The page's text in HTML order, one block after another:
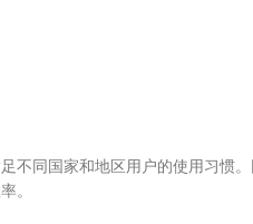
不同国家和地区用户的使用习惯
。